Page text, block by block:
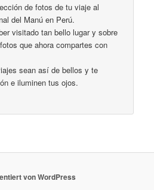
de fotos de tu viaje al
del Manú en Perú.
visitado tan bello lugar y sobre
que ahora compartes con
sean así de bellos y te
e iluminen tus ojos.
von WordPress